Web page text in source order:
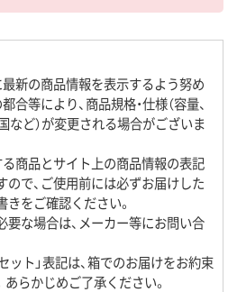
新の商品情報を表示するよう努め
合等により、商品規格・仕様（容量、
など）が変更される場合がございま
る商品とサイト上の商品情報の表記
で、ご使用前には必ずお届けした
をご確認ください。
要な場合は、メーカー等にお問い合
ット」表記は、箱でのお届けをお約束
らかじめご了承ください。